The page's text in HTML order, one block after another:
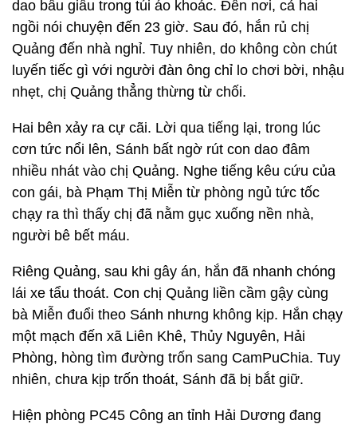
dao bầu giấu trong túi áo khoác. Đến nơi, cả hai
ngồi nói chuyện đến 23 giờ. Sau đó, hắn rủ chị
Quảng đến nhà nghỉ. Tuy nhiên, do không còn chút
luyến tiếc gì với người đàn ông chỉ lo chơi bời, nhậu
nhẹt, chị Quảng thẳng thừng từ chối.
Hai bên xảy ra cự cãi. Lời qua tiếng lại, trong lúc
cơn tức nổi lên, Sánh bất ngờ rút con dao đâm
nhiều nhát vào chị Quảng. Nghe tiếng kêu cứu của
con gái, bà Phạm Thị Miễn từ phòng ngủ tức tốc
chạy ra thì thấy chị đã nằm gục xuống nền nhà,
người bê bết máu.
Riêng Quảng, sau khi gây án, hắn đã nhanh chóng
lái xe tẩu thoát. Con chị Quảng liền cầm gậy cùng
bà Miễn đuổi theo Sánh nhưng không kịp. Hắn chạy
một mạch đến xã Liên Khê, Thủy Nguyên, Hải
Phòng, hòng tìm đường trốn sang CamPuChia. Tuy
nhiên, chưa kịp trốn thoát, Sánh đã bị bắt giữ.
Hiện phòng PC45 Công an tỉnh Hải Dương đang